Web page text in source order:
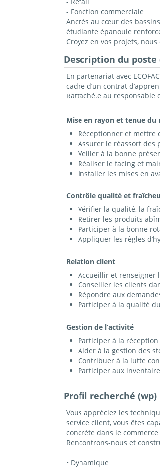
- Fonction commerciale
Ancrés au cœur des
étudiante épanouie
Croyez en vos projets, nous
Description du poste
En partenariat avec
cadre d’un contrat
Rattaché.e au responsable
Mise en rayon et tenue du
Réceptionner et mettre
Assurer le réassort des
Veiller à la bonne
Réaliser le facing et
Installer les mises en
Contrôle qualité et
Vérifier la qualité, la
Retirer les produits
Participer à la bonne
Appliquer les règles
Relation client
Accueillir et renseigner
Conseiller les clients
Répondre aux
Participer à la qualité
Gestion de l’activité
Participer à la
Aider à la gestion des
Contribuer à la lutte
Participer aux
Profil recherché (wp)
Vous appréciez les
service client, vous êtes
concrète dans le
Rencontrons-nous et
• Dynamique